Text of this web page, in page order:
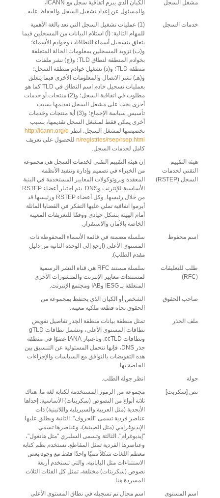
مشغل السجل
الكيان الذي يبرم اتفاقية سجل مع ICANN،
والمسئول عن إعداد تشغيل السجل والحفاظ عليه.
خدمات السجل
(1) عمليات تشغيل السجل التي تعد بالغة الأهمية
للمهام التالية: (أ) استلام البيانات من المسجلين فيما
يتعلق بتسجيل أسماء النطاقات وخوادم الأسماء؛
و(ب) تزويد المسجلين بمعلومات الحالة المتعلقة
بخوادم المنطقة لنطاق TLD؛ و(ج) نشر ملفات
منطقة TLD؛ و(د) تشغيل خوادم منطقة السجل؛
و(هـ) نشر الاتصال والمعلومات الأخرى فيما يتعلق
بعمليات تسجيل خادم اسم النطاق في TLD كما هو
مطلوب في اتفاقية السجل؛ و(2) منتجات أو خدمات
أخرى يجب على مشغل السجل تقديمها بسبب
تأسيس سياسة الإجماع؛ و(3) أية منتجات وخدمات
أخرى يمكن فقط لمشغل السجل تقديمها، بسبب
تخصيصها لمشغل السجل. انظر http://icann.org/e
n/registries/rsep/rsep.html للحصول على تعريف
كامل لخدمات السجل.
هيئة التقييم
التقني لخدمات
السجل (RSTEP)
إن هيئة التقييم التقني لخدمات السجل هي مجموعة
من الخبراء في تصميم وإدارة وتنفيذ الأنظمة
المعقدة وبروتوكولات المعايير المستخدمة في البنية
الأساسية للإنترنت وDNS. يتم اختيار أعضاء RSTEP
من خلال رئيسها. وكل أعضاء RSTEP ورئيسها قد
أبرموا اتفاقية تملي عليها التفكر في القضايا الماثلة
أمام الهيئة بشكل حيادي ووفقًا للتعريفات المعينة
الخاصة بالأمان والاستقرار.
اسم محفوظ
سلسلة مضمنة في قائمة الأسماء المحفوظة ذات
المستوى الأعلى (ارجع إلى الوحدة الثانية من دليل
مقدم الطلب).
طلب للتعليقات
(RFC)
سلسلة مستند RFC هي قناة النشر الرسمية
لمستندات معايير الإنترنت والمنشورات الأخرى
المتعلقة بـ IESG وIAB ومجتمع الإنترنت.
صاحب الحقوق
الشخص أو الكيان الذي يحتفظ بمجموعة من
الحقوق تجاه قطعة ملكية معينة.
ملف الجذر
تمثل منطقة بيانات منطقة الجذر تفاصيل تفويض
نطاقات المستوى الأعلى، وتشمل نطاقات gTLD
ونطاقات ccTLD. وباعتبار IANA عضوًا في منطقة
جذر DNS، فإنها تتحمل المسئولية عن التنسيق بين
هذه التفويضات بالتوافق مع السياسات والإجراءات
الخاصة بها.
جولة
انظر جولة الطلب.
نص [سكربت]
مجموعة من الرموز المستخدمة لكتابة لغة ما. هناك
ثلاثة أنواع من النصوص (سكربتات) الأساسية. إحداها
الأبجدية (مثل العربية والسيريلية واللاتينية) ذات
عناصر فردية تسمى "الحروف". الثانية ويطلق عليها
الإيديوغرامي (مثل الصينية)، وعناصرها تسمي
"إيديوغرام". الثالثة وتسمى السلبري "مثل هانغول"،
وعناصرها الفردية تمثل المقاطع. تستخدم نظم كتابة
معظم اللغات شكلاً نصيًا واحدًا فقط مع وجود بعض
الاستثناءات مثل اليابانية، والتي تستخدم أربعة
نصوص (سكربتات) مختلفة، تمثل كل الفئات الثلاث
المسردة هنا.
اسم المستوى
اسم مجال تم تسجيله في نطاق المستوى الأعلى